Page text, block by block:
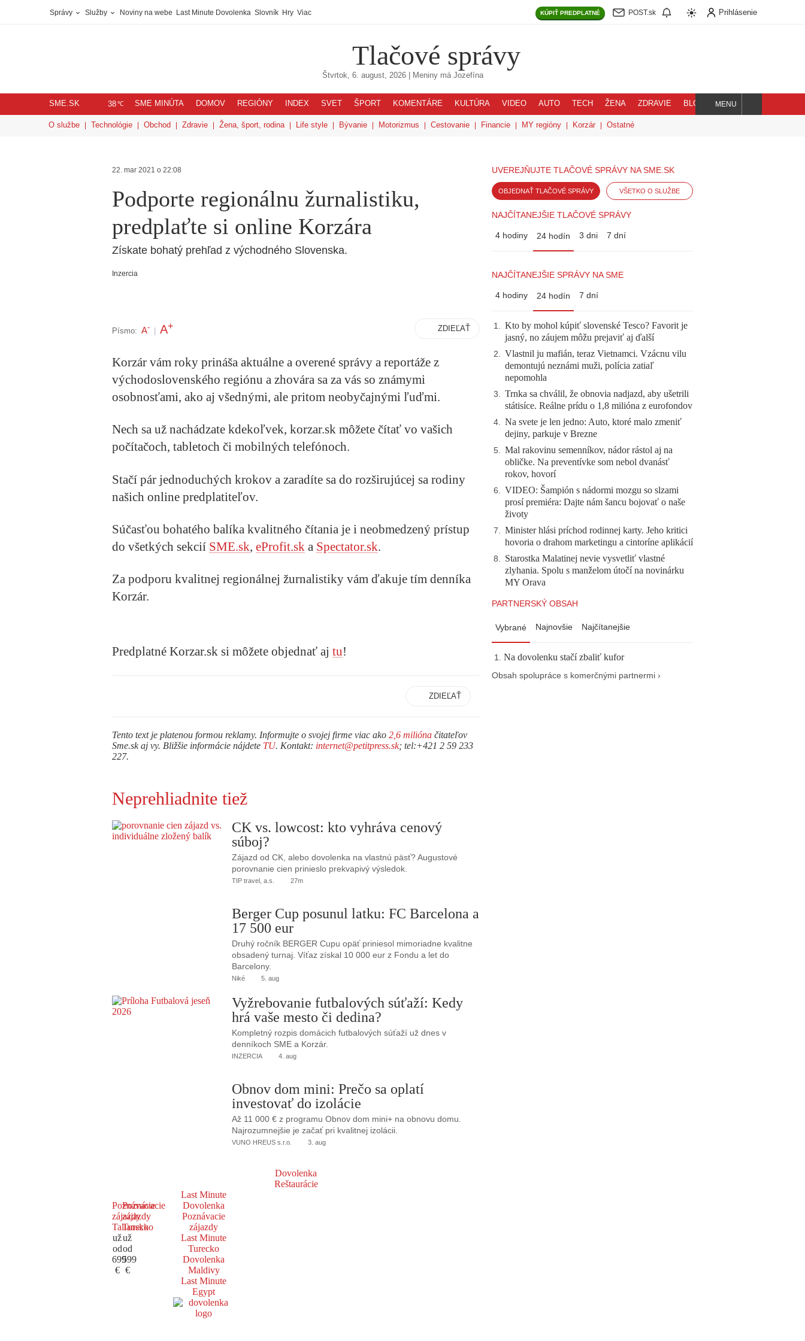
Správy Služby Noviny na webe Last Minute Dovolenka Slovník Hry Viac KÚPIŤ PREDPLATNÉ POST.sk Prihlásenie
Tlačové správy
Štvrtok, 6. august, 2026| Meniny má Jozefína
SME.SK 38℃ SME MINÚTA DOMOV REGIÓNY INDEX SVET ŠPORT KOMENTÁRE KULTÚRA VIDEO AUTO TECH ŽENA ZDRAVIE BLOG
Hľadaj
MENU
O službe Technológie Obchod Zdravie Žena, šport, rodina Life style Bývanie Motorizmus Cestovanie Financie MY regióny Korzár Ostatné
22. mar 2021 o 22:08
Podporte regionálnu žurnalistiku,
predplaťte si online Korzára
Získate bohatý prehľad z východného Slovenska.
Inzercia
Písmo: A- A+ ZDIEĽAŤ
Korzár vám roky prináša aktuálne a overené správy a reportáže z
východoslovenského regiónu a zhovára sa za vás so známymi
osobnosťami, ako aj všednými, ale pritom neobyčajnými ľuďmi.
Nech sa už nachádzate kdekoľvek, korzar.sk môžete čítať vo vašich
počítačoch, tabletoch či mobilných telefónoch.
Stačí pár jednoduchých krokov a zaradíte sa do rozširujúcej sa rodiny
našich online predplatiteľov.
Súčasťou bohatého balíka kvalitného čítania je i neobmedzený prístup
do všetkých sekcií SME.sk, eProfit.sk a Spectator.sk.
Za podporu kvalitnej regionálnej žurnalistiky vám ďakuje tím denníka
Korzár.
Predplatné Korzar.sk si môžete objednať aj tu!
ZDIEĽAŤ
Tento text je platenou formou reklamy. Informujte o svojej firme viac ako 2,6 milióna čitateľov
Sme.sk aj vy. Bližšie informácie nájdete TU. Kontakt: internet@petitpress.sk; tel:+421 2 59 233
227.
UVEREJŇUJTE TLAČOVÉ SPRÁVY NA SME.SK
OBJEDNAŤ TLAČOVÉ SPRÁVY VŠETKO O SLUŽBE
NAJČÍTANEJŠIE TLAČOVÉ SPRÁVY
4 hodiny 24 hodín 3 dni 7 dní
NAJČÍTANEJŠIE SPRÁVY NA SME
4 hodiny 24 hodín 7 dní
1. Kto by mohol kúpiť slovenské Tesco? Favorit je
jasný, no záujem môžu prejaviť aj ďalší
2. Vlastnil ju mafián, teraz Vietnamci. Vzácnu vilu
demontujú neznámi muži, polícia zatiaľ
nepomohla
3. Trnka sa chválil, že obnovia nadjazd, aby ušetrili
státisíce. Reálne prídu o 1,8 milióna z eurofondov
4. Na svete je len jedno: Auto, ktoré malo zmeniť
dejiny, parkuje v Brezne
5. Mal rakovinu semenníkov, nádor rástol aj na
obličke. Na preventívke som nebol dvanásť
rokov, hovorí
6. VIDEO: Šampión s nádormi mozgu so slzami
prosí premiéra: Dajte nám šancu bojovať o naše
životy
7. Minister hlási príchod rodinnej karty. Jeho kritici
hovoria o drahom marketingu a cintoríne aplikácií
8. Starostka Malatinej nevie vysvetliť vlastné
zlyhania. Spolu s manželom útočí na novinárku
MY Orava
PARTNERSKÝ OBSAH
Vybrané Najnovšie Najčítanejšie
Na dovolenku stačí zbaliť kufor
Obsah spolupráce s komerčnými partnermi ›
Neprehliadnite tiež
CK vs. lowcost: kto vyhráva cenový
súboj?
Zájazd od CK, alebo dovolenka na vlastnú päsť? Augustové
porovnanie cien prinieslo prekvapivý výsledok.
TIP travel, a.s. 27m
Berger Cup posunul latku: FC Barcelona a
17 500 eur
Druhý ročník BERGER Cupu opäť priniesol mimoriadne kvalitne
obsadený turnaj. Víťaz získal 10 000 eur z Fondu a let do
Barcelony.
Niké 5. aug
Vyžrebovanie futbalových súťaží: Kedy
hrá vaše mesto či dedina?
Kompletný rozpis domácich futbalových súťaží už dnes v
denníkoch SME a Korzár.
INZERCIA 4. aug
Obnov dom mini: Prečo sa oplatí
investovať do izolácie
Až 11 000 € z programu Obnov dom mini+ na obnovu domu.
Najrozumnejšie je začať pri kvalitnej izolácii.
VUNO HREUS s.r.o. 3. aug
Dovolenka
Reštaurácie
Poznávacie
zájazdy
Taliansko
už
od
699
€
Poznávacie
zájazdy
Turecko
už
od
599
€
Last Minute
Dovolenka
Poznávacie
zájazdy
Last Minute
Turecko
Dovolenka
Maldivy
Last Minute
Egypt